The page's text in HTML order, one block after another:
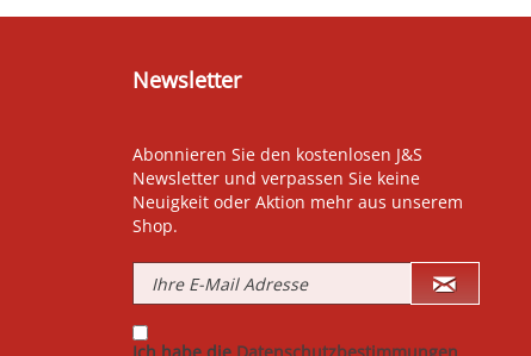
Newsletter
Abonnieren Sie den kostenlosen J&S
Newsletter und verpassen Sie keine
Neuigkeit oder Aktion mehr aus unserem
Shop.